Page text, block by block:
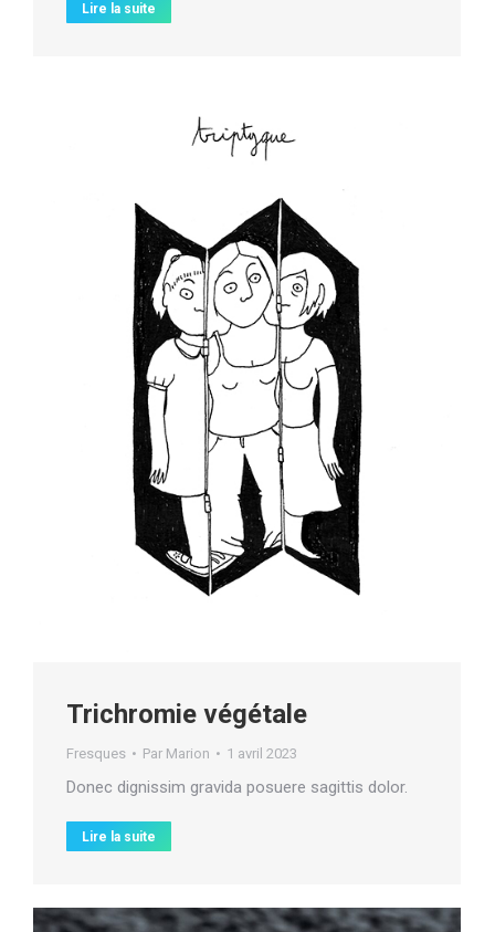
Lire la suite
Trichromie végétale
Fresques Par Marion 1 avril 2023
Donec dignissim gravida posuere sagittis dolor.
Lire la suite